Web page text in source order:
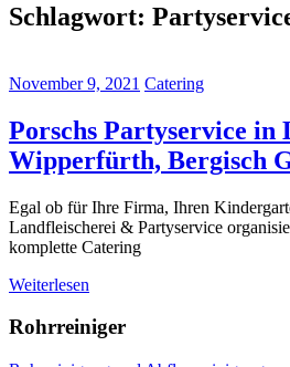
Schlagwort:
November 9, 2021 Catering
Porschs Partyservice in
Wipperfürth, Bergisch
Egal ob für Ihre Firma, Ihren
Landfleischerei & Partyservice
komplette Catering
Weiterlesen
Rohrreiniger